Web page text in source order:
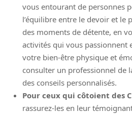
vous entourant de personnes
l’équilibre entre le devoir et le
des moments de détente, en
activités qui vous passionnent
votre bien-être physique et
consulter un professionnel de
des conseils personnalisés.
Pour ceux qui côtoient des
rassurez-les en leur